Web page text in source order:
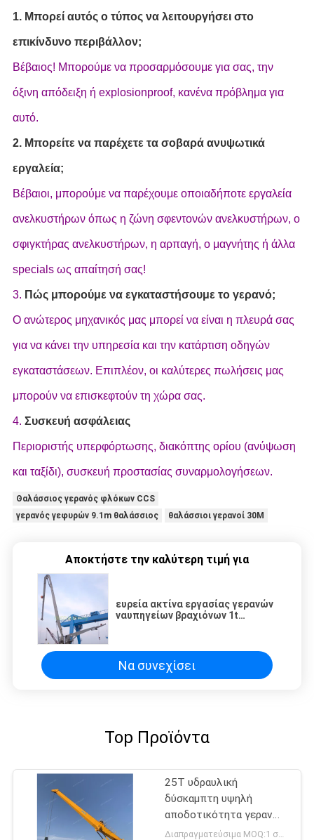
1. Μπορεί αυτός ο τύπος να λειτουργήσει στο
επικίνδυνο περιβάλλον;
Βέβαιος! Μπορούμε να προσαρμόσουμε για σας, την
όξινη απόδειξη ή explosionproof, κανένα πρόβλημα για
αυτό.
2. Μπορείτε να παρέχετε τα σοβαρά ανυψωτικά
εργαλεία;
Βέβαιοι, μπορούμε να παρέχουμε οποιαδήποτε εργαλεία
ανελκυστήρων όπως η ζώνη σφεντονών ανελκυστήρων, ο
σφιγκτήρας ανελκυστήρων, η αρπαγή, ο μαγνήτης ή άλλα
specials ως απαίτησή σας!
3. Πώς μπορούμε να εγκαταστήσουμε το γερανό;
Ο ανώτερος μηχανικός μας μπορεί να είναι η πλευρά σας
για να κάνει την υπηρεσία και την κατάρτιση οδηγών
εγκαταστάσεων. Επιπλέον, οι καλύτερες πωλήσεις μας
μπορούν να επισκεφτούν τη χώρα σας.
4. Συσκευή ασφάλειας
Περιοριστής υπερφόρτωσης, διακόπτης ορίου (ανύψωση
και ταξίδι), συσκευή προστασίας συναρμολογήσεων.
Θαλάσσιος γερανός φλόκων CCS
γερανός γεφυρών 9.1m θαλάσσιος
θαλάσσιοι γερανοί 30M
Αποκτήστε την καλύτερη τιμή για
ευρεία ακτίνα εργασίας γερανών
ναυπηγείων βραχιόνων 1t
Να συνεχίσει
Top Προϊόντα
25T υδραυλική
δύσκαμπτη υψηλή
αποδοτικότητα γερανών
βραχιόνων θαλάσσια